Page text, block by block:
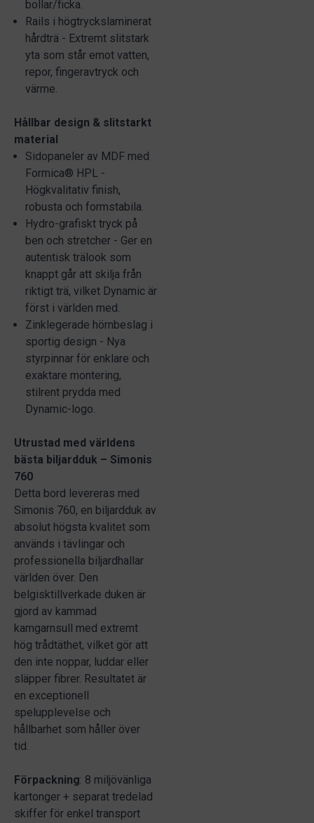
bollar/ficka.
Rails i högtryckslaminerat
hårdträ - Extremt slitstark
yta som står emot vatten,
repor, fingeravtryck och
värme.
Hållbar design & slitstarkt
material
Sidopaneler av MDF med
Formica® HPL -
Högkvalitativ finish,
robusta och formstabila.
Hydro-grafiskt tryck på
ben och stretcher - Ger en
autentisk trälook som
knappt går att skilja från
riktigt trä, vilket Dynamic är
först i världen med.
Zinklegerade hörnbeslag i
sportig design - Nya
styrpinnar för enklare och
exaktare montering,
stilrent prydda med
Dynamic-logo.
Utrustad med världens
bästa biljardduk – Simonis
760
Detta bord levereras med
Simonis 760, en biljardduk av
absolut högsta kvalitet som
används i tävlingar och
professionella biljardhallar
världen över. Den
belgisktillverkade duken är
gjord av kammad
kamgarnsull med extremt
hög trådtäthet, vilket gör att
den inte noppar, luddar eller
släpper fibrer. Resultatet är
en exceptionell
spelupplevelse och
hållbarhet som håller över
tid.
Förpackning: 8 miljövänliga
kartonger + separat tredelad
skiffer för enkel transport